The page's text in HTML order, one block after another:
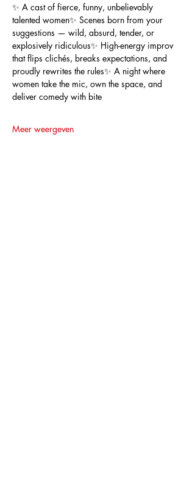
✨ A cast of fierce, funny, unbelievably
talented women✨ Scenes born from your
suggestions — wild, absurd, tender, or
explosively ridiculous✨ High-energy improv
that flips clichés, breaks expectations, and
proudly rewrites the rules✨ A night where
women take the mic, own the space, and
deliver comedy with bite
Meer weergeven